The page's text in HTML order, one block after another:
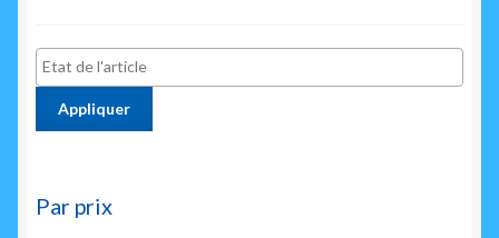
Appliquer
Par prix